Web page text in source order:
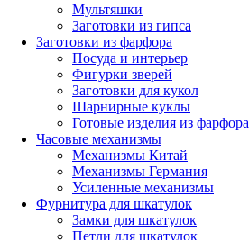
Мультяшки
Заготовки из гипса
Заготовки из фарфора
Посуда и интерьер
Фигурки зверей
Заготовки для кукол
Шарнирные куклы
Готовые изделия из фарфора
Часовые механизмы
Механизмы Китай
Механизмы Германия
Усиленные механизмы
Фурнитура для шкатулок
Замки для шкатулок
Петли для шкатулок